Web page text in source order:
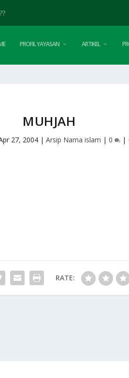
PROFIL YAYASAN ARTIKEL
MUHJAH
27, 2004 |Arsip Nama islam |0 |
RATE: